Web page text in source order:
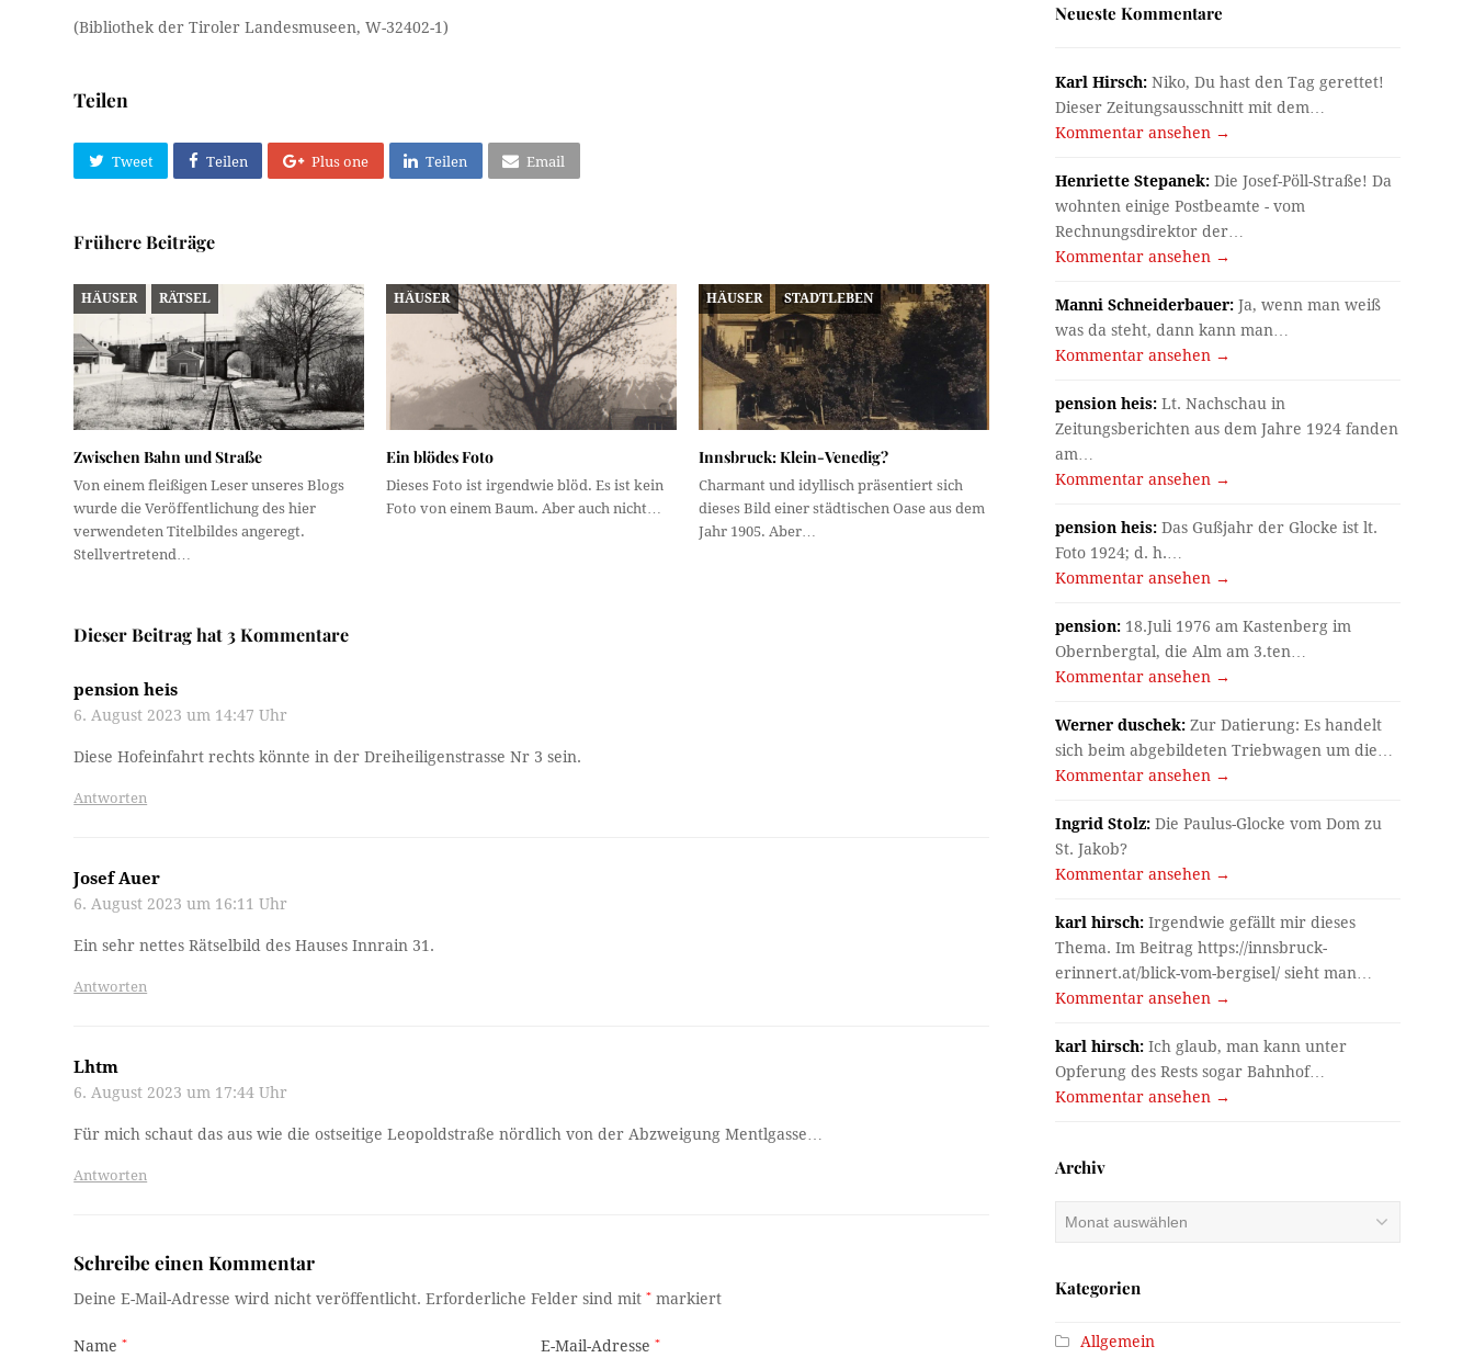
(Bibliothek der Tiroler Landesmuseen, W-32402-1)
Teilen
Tweet Teilen Plus one Teilen Email
Frühere Beiträge
HÄUSER RÄTSEL
Zwischen Bahn und Straße
Von einem fleißigen Leser unseres Blogs
wurde die Veröffentlichung des hier
verwendeten Titelbildes angeregt.
Stellvertretend…
HÄUSER
Ein blödes Foto
Dieses Foto ist irgendwie blöd. Es ist kein
Foto von einem Baum. Aber auch nicht…
HÄUSER STADTLEBEN
Innsbruck: Klein-Venedig?
Charmant und idyllisch präsentiert sich
dieses Bild einer städtischen Oase aus dem
Jahr 1905. Aber…
Dieser Beitrag hat 3 Kommentare
pension heis
6. August 2023 um 14:47 Uhr
Diese Hofeinfahrt rechts könnte in der Dreiheiligenstrasse Nr 3 sein.
Antworten
Josef Auer
6. August 2023 um 16:11 Uhr
Ein sehr nettes Rätselbild des Hauses Innrain 31.
Antworten
Lhtm
6. August 2023 um 17:44 Uhr
Für mich schaut das aus wie die ostseitige Leopoldstraße nördlich von der Abzweigung Mentlgasse…
Antworten
Schreibe einen Kommentar
Deine E-Mail-Adresse wird nicht veröffentlicht. Erforderliche Felder sind mit* markiert
Name* E-Mail-Adresse *
Neueste Kommentare
Karl Hirsch: Niko, Du hast den Tag gerettet!
Dieser Zeitungsausschnitt mit dem…
Kommentar ansehen →
Henriette Stepanek: Die Josef-Pöll-Straße! Da
wohnten einige Postbeamte - vom
Rechnungsdirektor der…
Kommentar ansehen →
Manni Schneiderbauer: Ja, wenn man weiß
was da steht, dann kann man…
Kommentar ansehen →
pension heis: Lt. Nachschau in
Zeitungsberichten aus dem Jahre 1924 fanden
am…
Kommentar ansehen →
pension heis: Das Gußjahr der Glocke ist lt.
Foto 1924; d. h.…
Kommentar ansehen →
pension: 18.Juli 1976 am Kastenberg im
Obernbergtal, die Alm am 3.ten…
Kommentar ansehen →
Werner duschek: Zur Datierung: Es handelt
sich beim abgebildeten Triebwagen um die…
Kommentar ansehen →
Ingrid Stolz: Die Paulus-Glocke vom Dom zu
St. Jakob?
Kommentar ansehen →
karl hirsch: Irgendwie gefällt mir dieses
Thema. Im Beitrag https://innsbruck-
erinnert.at/blick-vom-bergisel/ sieht man…
Kommentar ansehen →
karl hirsch: Ich glaub, man kann unter
Opferung des Rests sogar Bahnhof…
Kommentar ansehen →
Archiv
Kategorien
Allgemein